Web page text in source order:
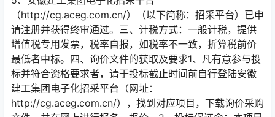
（http://cg.aceg.com.cn/）（以下简称：招采平台）已申
请注册并获得终审通过。三、计税方式：一般计税，提供
增值税专用发票，税率自报，如税率不一致，折算税前价
最低者中标。四、询价文件的获取及要求1、凡有意参与投
标并符合资格要求者，请于投标截止时间前自行登陆安徽
建工集团电子化招采平台（网址：
http://cg.aceg.com.cn/），找到对应项目，下载询价采购